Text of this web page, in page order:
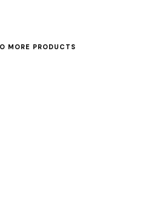
MORE PRODUCTS